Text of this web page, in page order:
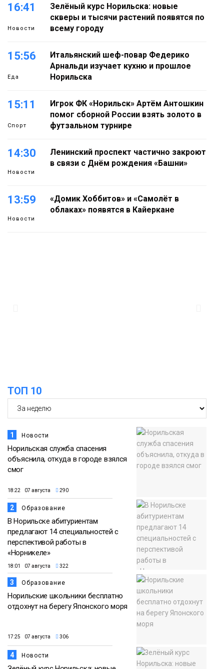
16:41
Новости
Зелёный курс Норильска: новые
скверы и тысячи растений появятся по
всему городу
15:56
Еда
Итальянский шеф-повар Федерико
Арнальди изучает кухню и прошлое
Норильска
15:11
Спорт
Игрок ФК «Норильск» Артём Антошкин
помог сборной России взять золото в
футзальном турнире
14:30
Новости
Ленинский проспект частично закроют
в связи с Днём рождения «Башни»
13:59
Новости
«Домик Хоббитов» и «Самолёт в
облаках» появятся в Кайеркане
ТОП 10
1 Новости
Норильская служба спасения
объяснила, откуда в городе взялся
смог
18:22 07 августа 290
2 Образование
В Норильске абитуриентам
предлагают 14 специальностей с
перспективой работы в
«Норникеле»
18:01 07 августа 322
3 Образование
Норильские школьники бесплатно
отдохнут на берегу Японского моря
17:25 07 августа 306
4 Новости